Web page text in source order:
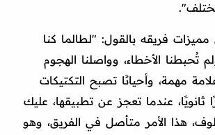
فريقه بالقول: "لطالما كنا
تُحبطنا الأخطاء، وواصلنا الهجوم
مهمة، وأحيانًا تصبح التكتيكات
ثانويًا، عندما تعجز عن تطبيقها، عليك
هذا الأمر متأصل في الفريق، وهو